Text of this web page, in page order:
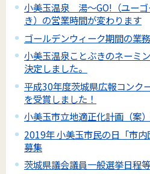
小美玉温泉 湯～GO!（ユー
き）の営業時間が変わります
ゴールデンウィーク期間の業
小美玉温泉ことぶきのネーミ
決定しました。
平成30年度茨城県広報コンク
を受賞しました！
小美玉市立地適正化計画（案
2019年 小美玉市民の日「市
募集
茨城県議会議員一般選挙日程